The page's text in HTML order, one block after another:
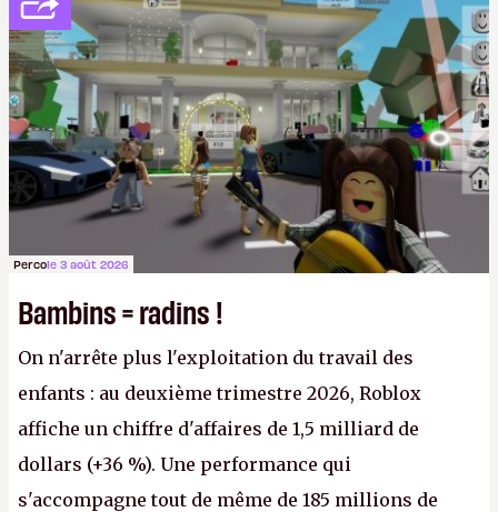
l'obligation de publier ses bilans. Encore une
victoire pour la transparence.P.
Percole 3 août 2026
Bambins = radins !
On n'arrête plus l'exploitation du travail des
enfants : au deuxième trimestre 2026, Roblox
affiche un chiffre d'affaires de 1,5 milliard de
dollars (+36 %). Une performance qui
s'accompagne tout de même de 185 millions de